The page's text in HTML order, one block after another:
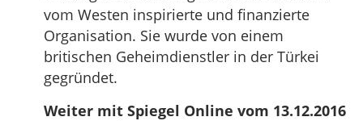
vom Westen inspirierte und finanzierte
Organisation. Sie wurde von einem
britischen Geheimdienstler in der Türkei
gegründet.
Weiter mit Spiegel Online vom 13.12.2016